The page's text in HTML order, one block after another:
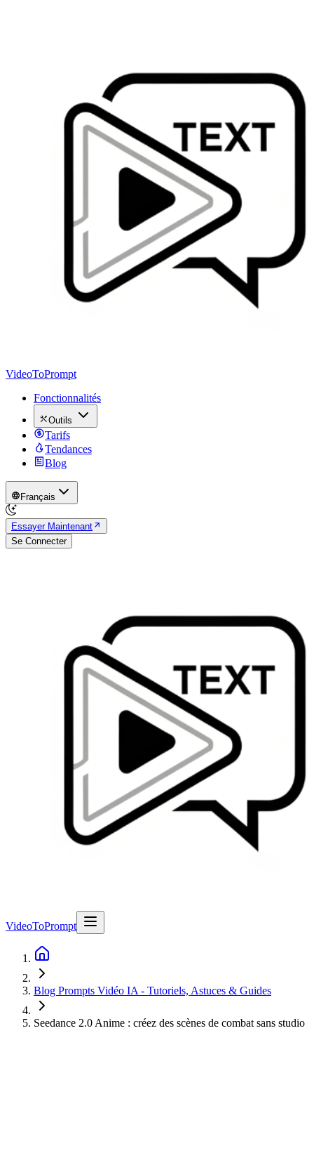
VideoToPrompt
Fonctionnalités
Outils
Tarifs
Tendances
Blog
Français
Essayer Maintenant
Se Connecter
VideoToPrompt
Blog Prompts Vidéo IA - Tutoriels, Astuces & Guides
Seedance 2.0 Anime : créez des scènes de combat sans studio